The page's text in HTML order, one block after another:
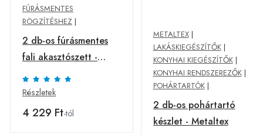
FÚRÁSMENTES
RÖGZÍTÉSHEZ |
2 db-os fúrásmentes
fali akasztószett -
Metaltex
Részletek
4 229 Ft-tól
METALTEX|
LAKÁSKIEGÉSZÍTŐK|
KONYHAI KIEGÉSZÍTŐK|
KONYHAI RENDSZEREZŐK|
POHÁRTARTÓK|
2 db-os pohártartó
készlet - Metaltex